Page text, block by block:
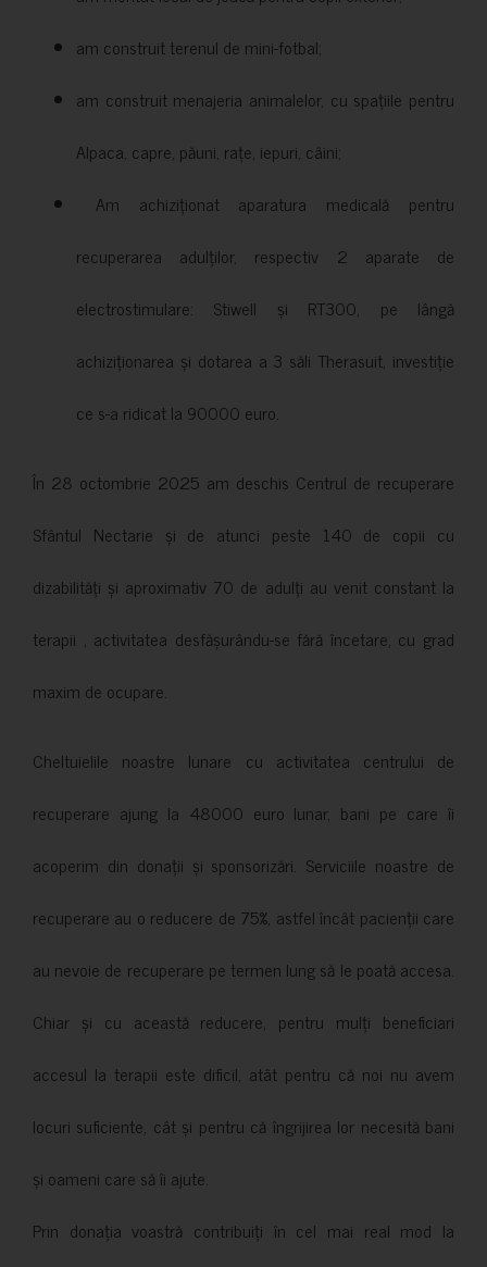
am construit terenul de mini-fotbal;
am construit menajeria animalelor, cu spațiile pentru
Alpaca, capre, păuni, rațe, iepuri, câini;
Am achiziționat aparatura medicală pentru
recuperarea adulților, respectiv 2 aparate de
electrostimulare: Stiwell și RT300, pe lângă
achiziționarea și dotarea a 3 săli Therasuit, investiție
ce s-a ridicat la 90000 euro.
În 28 octombrie 2025 am deschis Centrul de recuperare
Sfântul Nectarie și de atunci peste 140 de copii cu
dizabilități și aproximativ 70 de adulți au venit constant la
terapii , activitatea desfășurându-se fără încetare, cu grad
maxim de ocupare.
Cheltuielile noastre lunare cu activitatea centrului de
recuperare ajung la 48000 euro lunar, bani pe care îi
acoperim din donații și sponsorizări. Serviciile noastre de
recuperare au o reducere de 75%, astfel încât pacienții care
au nevoie de recuperare pe termen lung să le poată accesa.
Chiar și cu această reducere, pentru mulți beneficiari
accesul la terapii este dificil, atât pentru că noi nu avem
locuri suficiente, cât și pentru că îngrijirea lor necesită bani
și oameni care să îi ajute.
Prin donația voastră contribuiți în cel mai real mod la